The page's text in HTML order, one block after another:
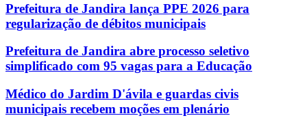
Prefeitura de Jandira lança PPE 2026 para
regularização de débitos municipais
Prefeitura de Jandira abre processo seletivo
simplificado com 95 vagas para a Educação
Médico do Jardim D'ávila e guardas civis
municipais recebem moções em plenário